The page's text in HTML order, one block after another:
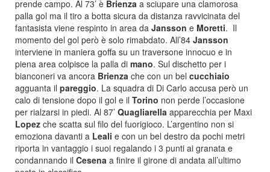
prende campo. Al 73’ è Brienza a sciupare una clamorosa
palla gol ma il tiro a botta sicura da distanza ravvicinata del
fantasista viene respinto in area da Jansson e Moretti. Il
momento del gol però è solo rimabdato. All’84 Jansson
interviene in maniera goffa su un traversone innocuo e in
piena area colpisce la palla di mano. Sul dischetto per i
bianconeri va ancora Brienza che con un bel cucchiaio
agguanta il pareggio. La squadra di Di Carlo accusa però un
calo di tensione dopo il gol e il Torino non perde l’occasione
per rialzarsi in piedi. Al 87’ Quagliarella apparecchia per Maxi
Lopez che scatta sul filo del fuorigioco. L’argentino non si
emoziona davanti a Leali e con un bel destro da pochi metri
riporta in vantaggio i suoi regalando i 3 punti ai granata e
condannando il Cesena a finire il girone di andata all’ultimo